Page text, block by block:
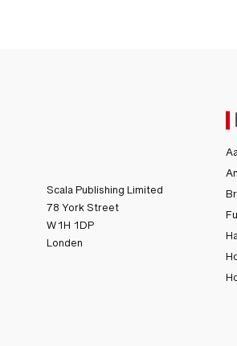
Scala Publishing Limited
78 York Street
W1H 1DP
Londen